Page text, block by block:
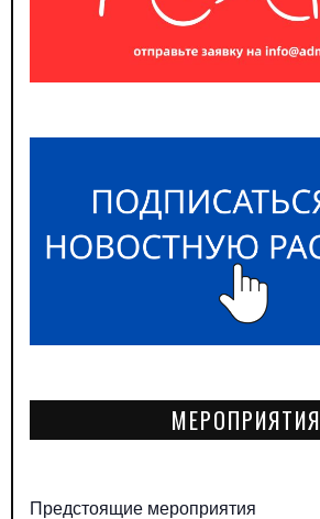
МЕРОПРИЯТИЯ
Предстоящие мероприятия